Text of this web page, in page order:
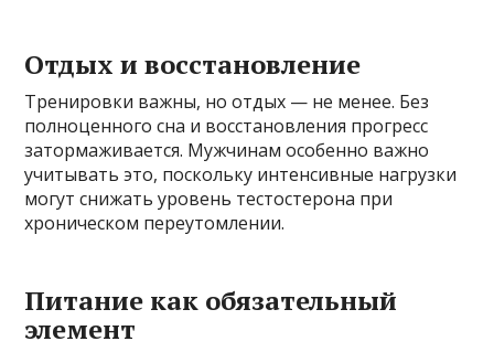
Отдых и восстановление
Тренировки важны, но отдых — не менее. Без
полноценного сна и восстановления прогресс
затормаживается. Мужчинам особенно важно
учитывать это, поскольку интенсивные нагрузки
могут снижать уровень тестостерона при
хроническом переутомлении.
Питание как обязательный
элемент